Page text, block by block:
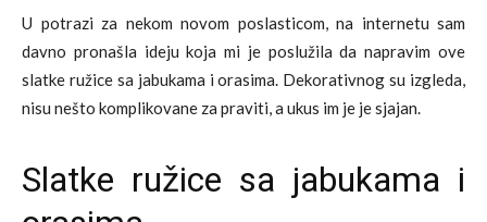
U potrazi za nekom novom poslasticom, na internetu sam
davno pronašla ideju koja mi je poslužila da napravim ove
slatke ružice sa jabukama i orasima. Dekorativnog su izgleda,
nisu nešto komplikovane za praviti, a ukus im je je sjajan.
Slatke ružice sa jabukama i